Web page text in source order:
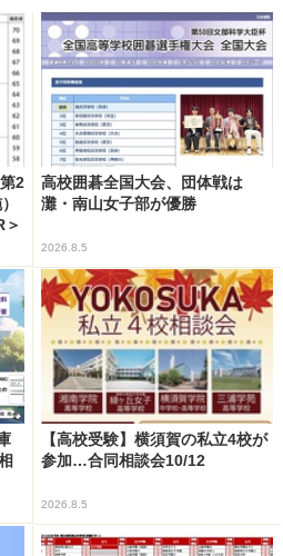
2
高校囲碁全国大会、団体戦は
灘・南山女子部が優勝
2026.8.5
【高校受験】横須賀の私立4校が
参加…合同相談会10/12
2026.8.5